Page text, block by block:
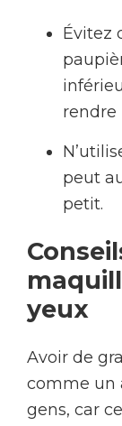
Évitez
rendre
peut
petit.
yeux
Avoir de
comme un
gens, car